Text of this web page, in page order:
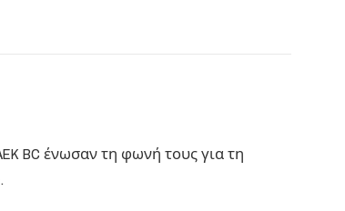
BC ένωσαν τη φωνή τους για τη